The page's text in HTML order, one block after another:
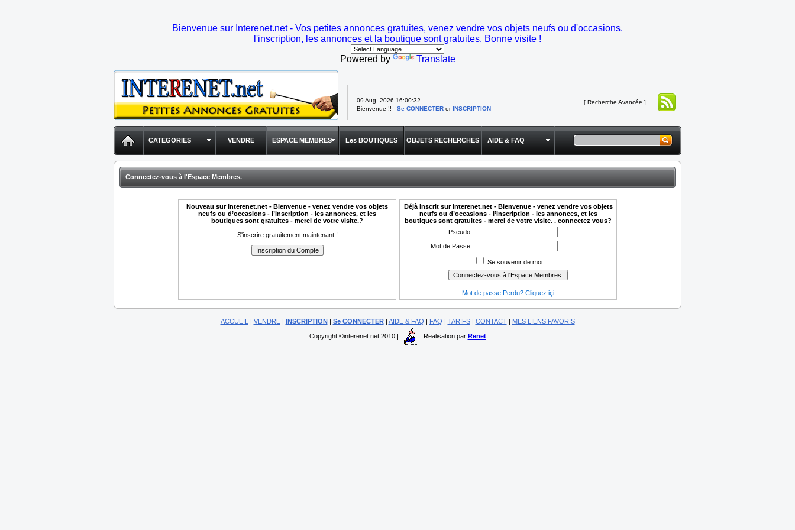
Bienvenue sur Interenet.net - Vos petites annonces gratuites, venez vendre vos objets neufs ou d'occasions.
l'inscription, les annonces et la boutique sont gratuites. Bonne visite !
Powered by
Translate
09 Aug. 2026 16:00:32
Bienvenue !! Se CONNECTER orINSCRIPTION
[ Recherche Avancée ]
CATEGORIES VENDRE ESPACE MEMBRES Les BOUTIQUES OBJETS RECHERCHES AIDE & FAQ
Connectez-vous à l'Espace Membres.
Nouveau sur interenet.net - Bienvenue - venez vendre vos objets
neufs ou d’occasions - l’inscription - les annonces, et les
boutiques sont gratuites - merci de votre visite.?
S'inscrire gratuitement maintenant !
Déjà inscrit sur interenet.net - Bienvenue - venez vendre vos objets
neufs ou d’occasions - l’inscription - les annonces, et les
boutiques sont gratuites - merci de votre visite. . connectez vous?
Pseudo
Mot de Passe
Se souvenir de moi
Mot de passe Perdu? Cliquez içi
ACCUEIL | VENDRE| INSCRIPTION| Se CONNECTER| AIDE & FAQ | FAQ | TARIFS| CONTACT| MES LIENS FAVORIS
Copyright ©interenet.net 2010 | Realisation par Renet